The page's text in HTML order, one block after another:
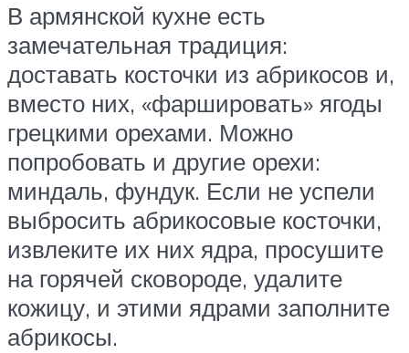
В армянской кухне есть
замечательная традиция:
доставать косточки из абрикосов и,
вместо них, «фаршировать» ягоды
грецкими орехами. Можно
попробовать и другие орехи:
миндаль, фундук. Если не успели
выбросить абрикосовые косточки,
извлеките их них ядра, просушите
на горячей сковороде, удалите
кожицу, и этими ядрами заполните
абрикосы.